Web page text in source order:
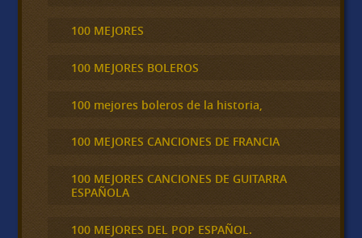
100 MEJORES
100 MEJORES BOLEROS
100 mejores boleros de la historia,
100 MEJORES CANCIONES DE FRANCIA
100 MEJORES CANCIONES DE GUITARRA
ESPAÑOLA
100 MEJORES DEL POP ESPAÑOL.